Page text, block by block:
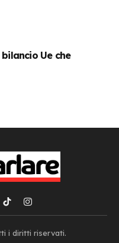
Ue che
TikTokInstagram
i diritti riservati.